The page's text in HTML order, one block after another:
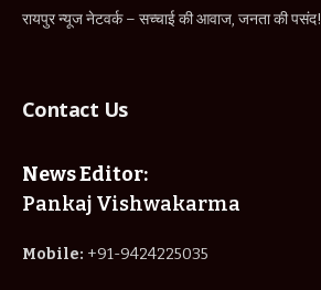
रायपुर न्यूज नेटवर्क – सच्चाई की आवाज, जनता की पसंद!
Contact Us
News Editor:
Pankaj Vishwakarma
Mobile: +91-9424225035